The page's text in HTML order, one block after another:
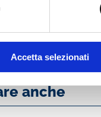
Accetta selezionati
anche